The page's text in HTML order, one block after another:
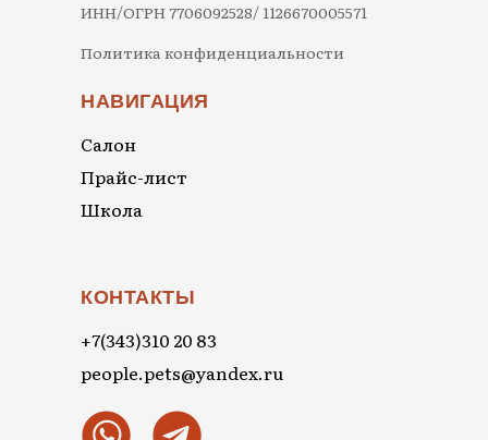
Политика конфиденциальности
НАВИГАЦИЯ
Салон
Прайс-лист
Школа
КОНТАКТЫ
+7(343)310 20 83
people.pets@yandex.ru
ИНН/ОГРН 7706092528/ 1126670005571